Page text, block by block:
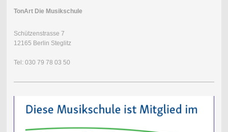
TonArt Die Musikschule
Schützenstrasse 7
12165 Berlin Steglitz
Tel: 030 79 78 03 50